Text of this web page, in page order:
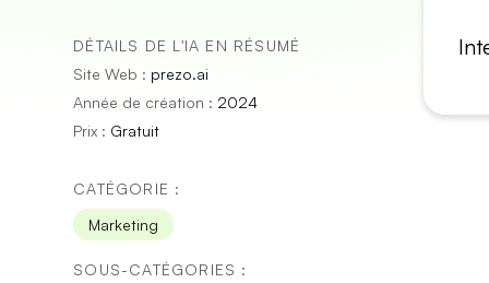
DÉTAILS DE L'IA EN RÉSUMÉ
Site Web : prezo.ai
Année de création : 2024
Prix : Gratuit
CATÉGORIE :
Marketing
SOUS-CATÉGORIES :